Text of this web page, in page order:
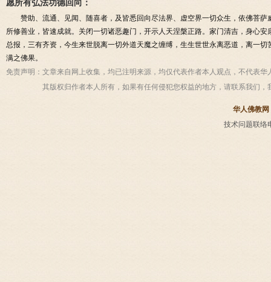
愿所有弘法功德回向：
赞助、流通、见闻、随喜者，及皆悉回向尽法界、虚空界一切众生，依佛菩
所修善业，皆速成就。关闭一切诸恶趣门，开示人天涅槃正路。家门清吉，身心
总报，三有齐资，今生来世脱离一切外道天魔之缠缚，生生世世永离恶道，离一
满之佛果。
免责声明： 文章来自网上收集，均已注明来源，均仅代表作者本人观点，不代表
其版权归作者本人所有，如果有任何侵犯您权益的地方，请联系我们，
华人佛教网
技术问题联络